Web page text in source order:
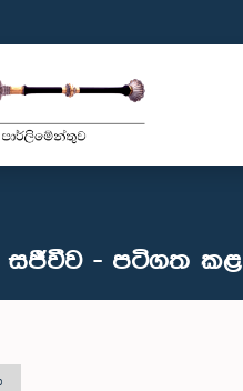
සජීවීව - පටිගත කළ